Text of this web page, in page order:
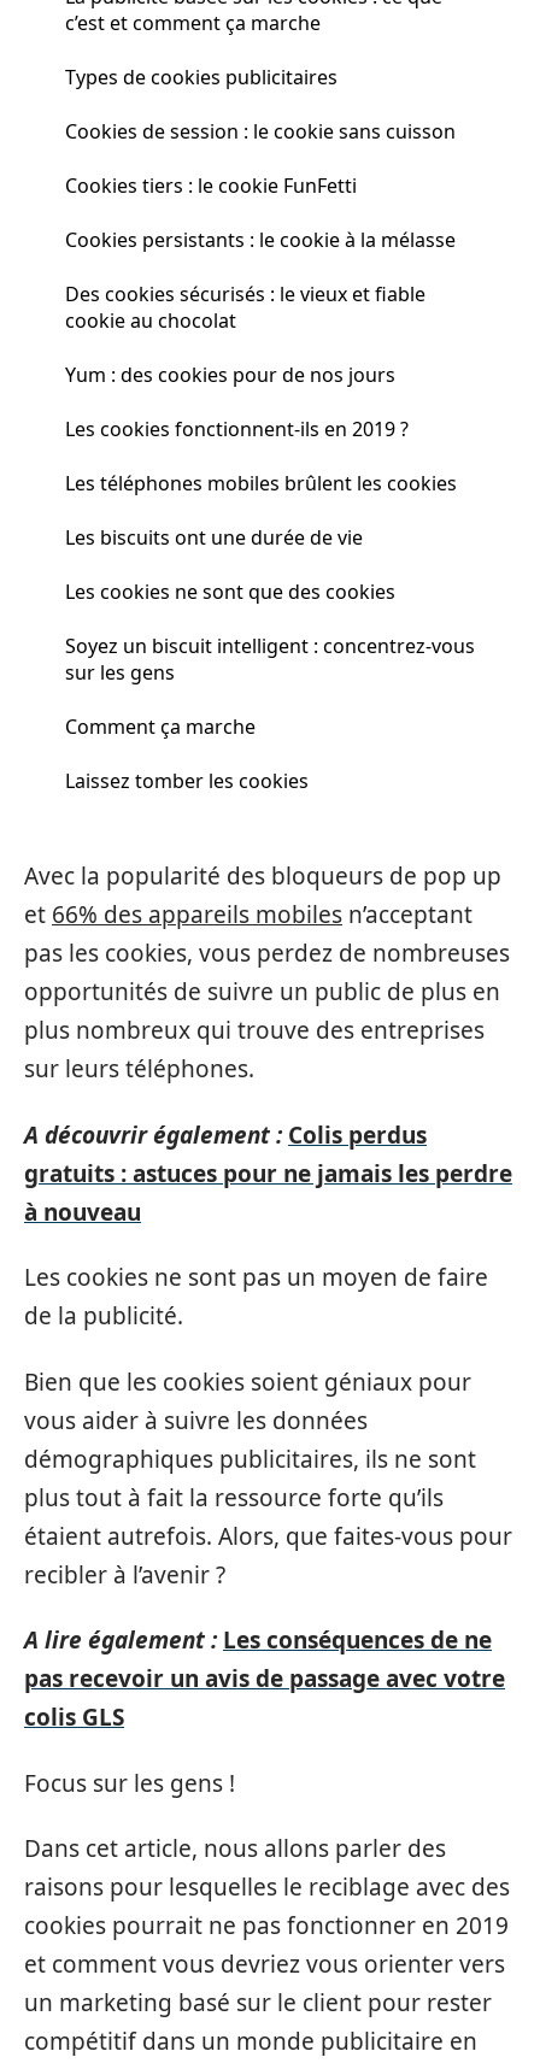
c’est et comment ça marche
Types de cookies publicitaires
Cookies de session : le cookie sans cuisson
Cookies tiers : le cookie FunFetti
Cookies persistants : le cookie à la mélasse
Des cookies sécurisés : le vieux et fiable
cookie au chocolat
Yum : des cookies pour de nos jours
Les cookies fonctionnent-ils en 2019 ?
Les téléphones mobiles brûlent les cookies
Les biscuits ont une durée de vie
Les cookies ne sont que des cookies
Soyez un biscuit intelligent : concentrez-vous
sur les gens
Comment ça marche
Laissez tomber les cookies
Avec la popularité des bloqueurs de pop up
et 66% des appareils mobiles n’acceptant
pas les cookies, vous perdez de nombreuses
opportunités de suivre un public de plus en
plus nombreux qui trouve des entreprises
sur leurs téléphones.
A découvrir également : Colis perdus
gratuits : astuces pour ne jamais les perdre
à nouveau
Les cookies ne sont pas un moyen de faire
de la publicité.
Bien que les cookies soient géniaux pour
vous aider à suivre les données
démographiques publicitaires, ils ne sont
plus tout à fait la ressource forte qu’ils
étaient autrefois. Alors, que faites-vous pour
recibler à l’avenir ?
A lire également : Les conséquences de ne
pas recevoir un avis de passage avec votre
colis GLS
Focus sur les gens !
Dans cet article, nous allons parler des
raisons pour lesquelles le reciblage avec des
cookies pourrait ne pas fonctionner en 2019
et comment vous devriez vous orienter vers
un marketing basé sur le client pour rester
compétitif dans un monde publicitaire en